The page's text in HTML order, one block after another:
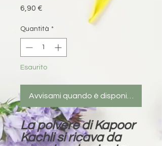
6,90 €
Quantità *
Esaurito
Avvisami quando è disponibile
La polvere di Kapoor
Kachli si ricava da